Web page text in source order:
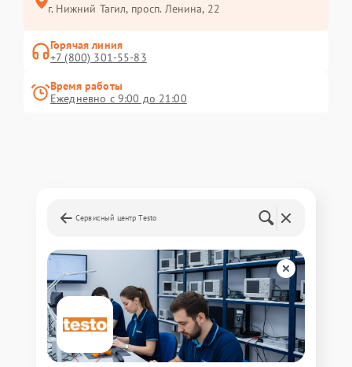
г. Нижний Тагил, просп. Ленина, 22
Горячая линия
+7 (800) 301-55-83
Время работы
Ежедневно с 9:00 до 21:00
Сервисный центр Testo